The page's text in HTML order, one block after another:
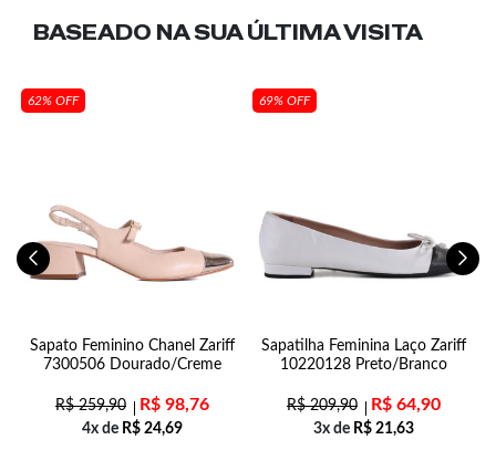
BASEADO NA SUAÚLTIMA VISITA
62% OFF
Sapato Feminino Chanel Zariff
7300506 Dourado/Creme
R$259,90 R$ 98,76
4x de R$ 24,69
69% OFF
Sapatilha Feminina Laço Zariff
10220128 Preto/Branco
R$209,90 R$ 64,90
3x de R$ 21,63